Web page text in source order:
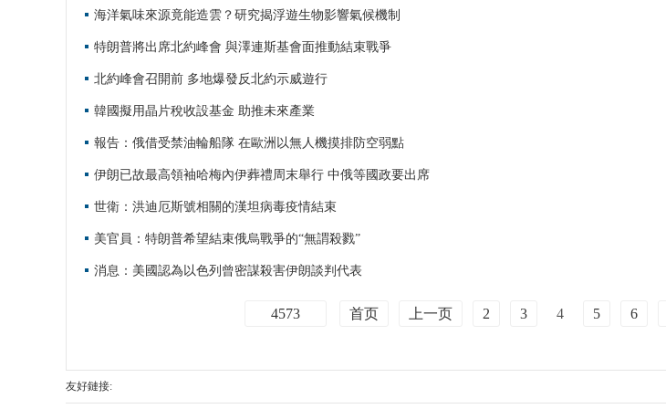
海洋氣味來源竟能造雲？研究揭浮遊生物影響氣候機制
特朗普將出席北約峰會 與澤連斯基會面推動結束戰爭
北約峰會召開前 多地爆發反北約示威遊行
韓國擬用晶片稅收設基金 助推未來產業
報告：俄借受禁油輪船隊 在歐洲以無人機摸排防空弱點
伊朗已故最高領袖哈梅內伊葬禮周末舉行 中俄等國政要出席
世衛：洪迪厄斯號相關的漢坦病毒疫情結束
美官員：特朗普希望結束俄烏戰爭的“無謂殺戮”
消息：美國認為以色列曾密謀殺害伊朗談判代表
4573 首页 上一页 2 3 4 5 6
友好鏈接: